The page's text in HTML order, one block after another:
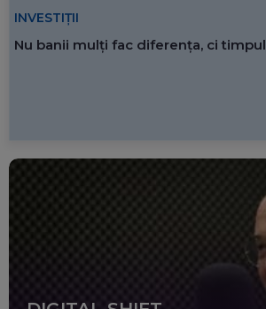
INVESTIȚII
Nu banii mulți fac diferența, ci timpul